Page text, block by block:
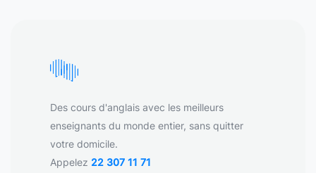
Des cours d'anglais avec les meilleurs
enseignants du monde entier, sans quitter
votre domicile.
Appelez 22 307 11 71